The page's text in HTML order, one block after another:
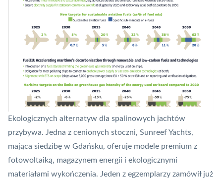
Ekologicznych alternatyw dla spalinowych jachtów
przybywa. Jedna z cenionych stoczni, Sunreef Yachts,
mająca siedzibę w Gdańsku, oferuje modele premium z
fotowoltaiką, magazynem energii i ekologicznymi
materiałami wykończenia. Jeden z egzemplarzy zamówił już